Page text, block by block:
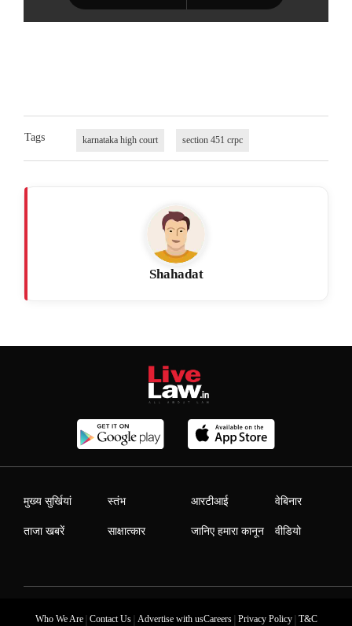
Tags karnataka high court section 451 crpc
Shahadat
मुख्य सुर्खियां
ताजा खबरें
स्तंभ
साक्षात्कार
आरटीआई
जानिए हमारा कानून
वेबिनार
वीडियो
Who We Are| Contact Us| Advertise with usCareers| Privacy Policy| T&C